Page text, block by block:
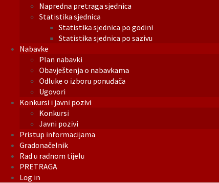
Napredna pretraga sjednica
Statistika sjednica
Statistika sjednica po godini
Statistika sjednica po sazivu
Nabavke
Plan nabavki
Obavještenja o nabavkama
Odluke o izboru ponuđača
Ugovori
Konkursi i javni pozivi
Konkursi
Javni pozivi
Pristup informacijama
Gradonačelnik
Rad u radnom tijelu
PRETRAGA
Log in